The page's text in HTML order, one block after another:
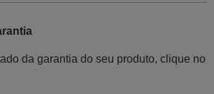
da garantia do seu produto, clique no